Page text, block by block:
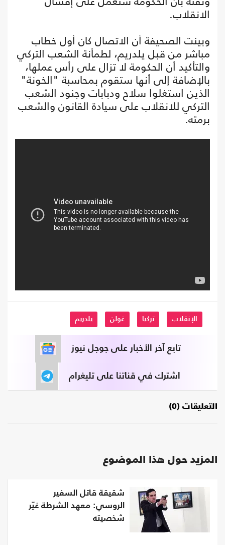
الانقلاب.
وبينت الصحيفة أن الاتصال كان أول خطاب
مباشر من قبل يلدريم، لطمأنة الشعب التركي
والتأكيد أن الحكومة لا تزال على رأس عملها،
بالإضافة إلى أنها ستقوم بمحاسبة "الخونة"
الذين استغلوا سلاح ودبابات وجنود الشعب
التركي للانقلاب على سيادة القانون والشعب
برمته.
الإنقلاب تركيا غولن يلدريم
تابع آخر الأخبار على جوجل نيوز
اشترك في قناتنا على تليغرام
التعليقات (0)
المزيد حول هذا الموضوع
شقيقة قاتل السفير
الروسي: معهد الشرطة غيّر
شخصيته